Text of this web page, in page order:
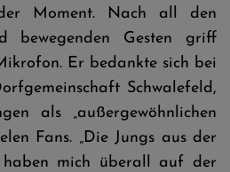
Moment. Nach all den
bewegenden Gesten griff
Er bedankte sich bei
Schwalefeld,
als „außergewöhnlichen
Fans. „Die Jungs aus der
haben mich überall auf der